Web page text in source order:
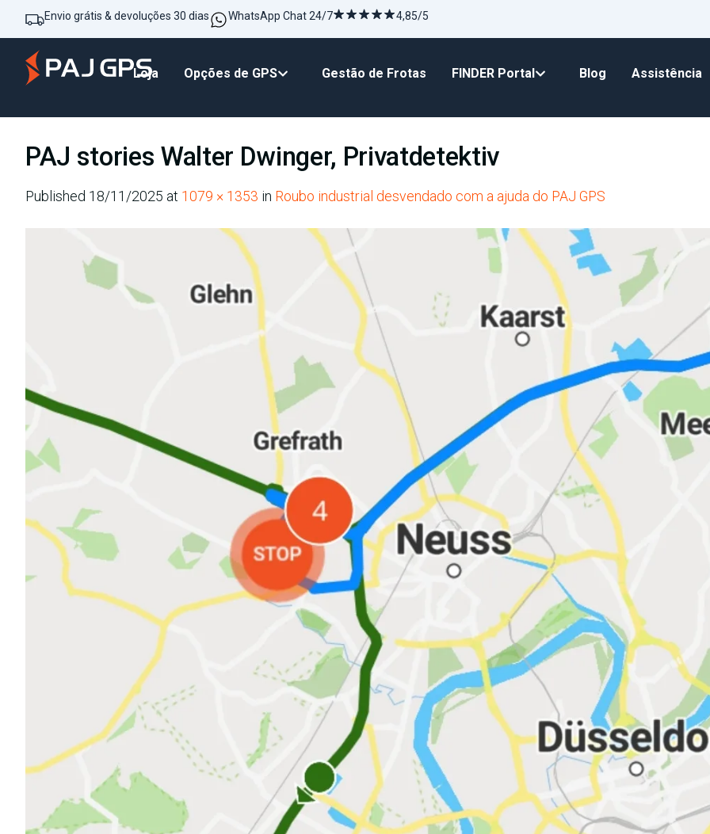
Envio grátis & devoluções 30 dias WhatsApp Chat 24/7 4,85/5
Loja Opções de GPS Gestão de Frotas FINDER Portal Blog Assistência
PAJ stories Walter Dwinger, Privatdetektiv
Published 18/11/2025 at 1079 × 1353 in Roubo industrial desvendado com a ajuda do PAJ GPS